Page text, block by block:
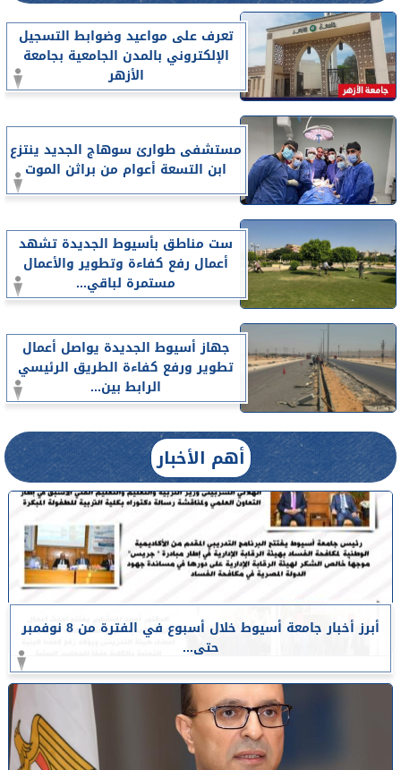
تعرف على مواعيد وضوابط التسجيل
الإلكتروني بالمدن الجامعية بجامعة
الأزهر
مستشفى طوارئ سوهاج الجديد ينتزع
ابن التسعة أعوام من براثن الموت
ست مناطق بأسيوط الجديدة تشهد
أعمال رفع كفاءة وتطوير والأعمال
مستمرة لباقي...
جهاز أسيوط الجديدة يواصل أعمال
تطوير ورفع كفاءة الطريق الرئيسي
الرابط بين...
أهم الأخبار
أبرز أخبار جامعة أسيوط خلال أسبوع في الفترة من 8 نوفمبر
حتى...